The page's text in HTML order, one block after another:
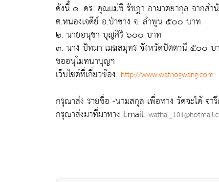
ดังนี้ ๑. ดร. คุณแม่ชี รัชฎา อามาตยากุล จากสำ
ต.หนองเจดีย์ อ.ป่าซาง จ. ลำพูน ๕๐๐ บาท
๒. นายอนุชา บุญศิริ ๖๐๐ บาท
๓. นาง ปัทมา เมฆสมุทร จังหวัดปัตตานี ๕๐๐ บ
ขออนุโมทนาบุญฯ
เว็บไซต์ที่เกี่ยวข้อง: http://www.watnogwang.com
กรุณาส่ง รายชื่อ -นามสกุล เพื่อทาง วัดจะได้ จา
กรุณาส่งมาที่มาทาง Email: